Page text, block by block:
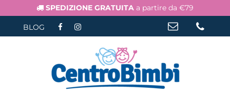
SPEDIZIONE GRATUITA a partire da €79
BLOG